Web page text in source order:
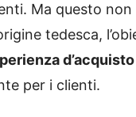
Ma questo non
tedesca,
d’acquisto
per i clienti.